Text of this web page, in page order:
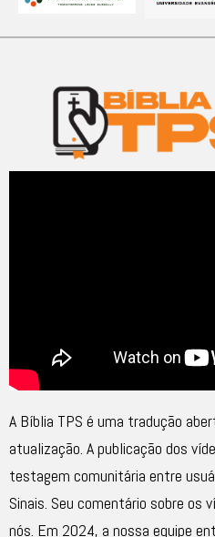
A Bíblia TPS é uma tradução
atualização. A publicação dos
testagem comunitária entre
Sinais. Seu comentário sobre os
nós. Em 2024, a nossa equipe